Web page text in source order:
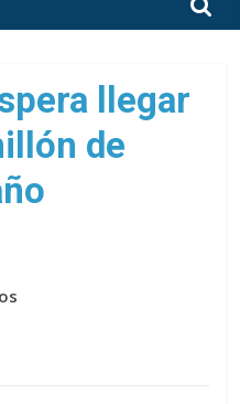
llegar
de